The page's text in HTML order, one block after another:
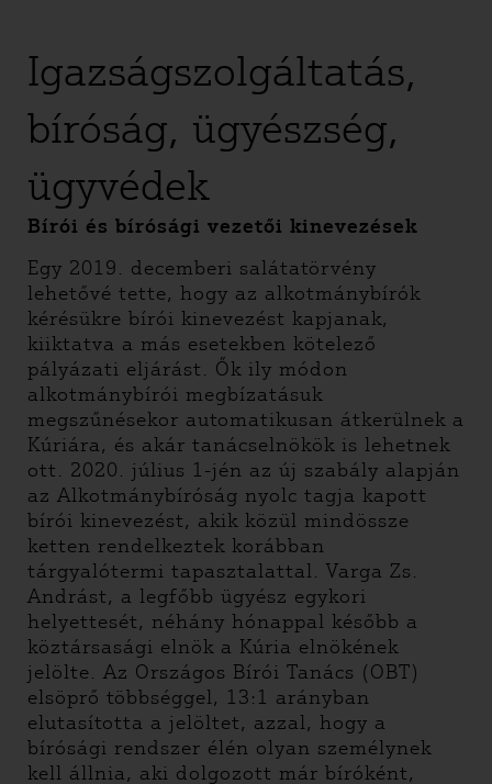
Igazságszolgáltatás,
bíróság, ügyészség,
ügyvédek
Bírói és bírósági vezetői kinevezések
Egy 2019. decemberi salátatörvény
lehetővé tette, hogy az alkotmánybírók
kérésükre bírói kinevezést kapjanak,
kiiktatva a más esetekben kötelező
pályázati eljárást. Ők ily módon
alkotmánybírói megbízatásuk
megszűnésekor automatikusan átkerülnek a
Kúriára, és akár tanácselnökök is lehetnek
ott. 2020. július 1-jén az új szabály alapján
az Alkotmánybíróság nyolc tagja kapott
bírói kinevezést, akik közül mindössze
ketten rendelkeztek korábban
tárgyalótermi tapasztalattal. Varga Zs.
Andrást, a legfőbb ügyész egykori
helyettesét, néhány hónappal később a
köztársasági elnök a Kúria elnökének
jelölte. Az Országos Bírói Tanács (OBT)
elsöprő többséggel, 13:1 arányban
elutasította a jelöltet, azzal, hogy a
bírósági rendszer élén olyan személynek
kell állnia, aki dolgozott már bíróként,